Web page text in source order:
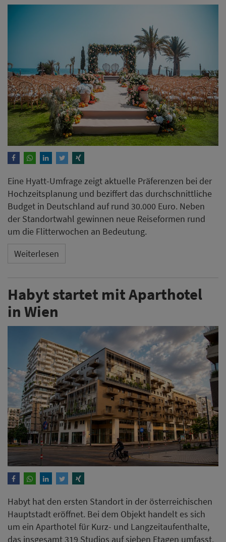
Eine Hyatt-Umfrage zeigt aktuelle Präferenzen bei der
Hochzeitsplanung und beziffert das durchschnittliche
Budget in Deutschland auf rund 30.000 Euro. Neben
der Standortwahl gewinnen neue Reiseformen rund
um die Flitterwochen an Bedeutung.
Weiterlesen
Habyt startet mit Aparthotel
in Wien
Habyt hat den ersten Standort in der österreichischen
Hauptstadt eröffnet. Bei dem Objekt handelt es sich
um ein Aparthotel für Kurz- und Langzeitaufenthalte,
das insgesamt 319 Studios auf sieben Etagen umfasst.